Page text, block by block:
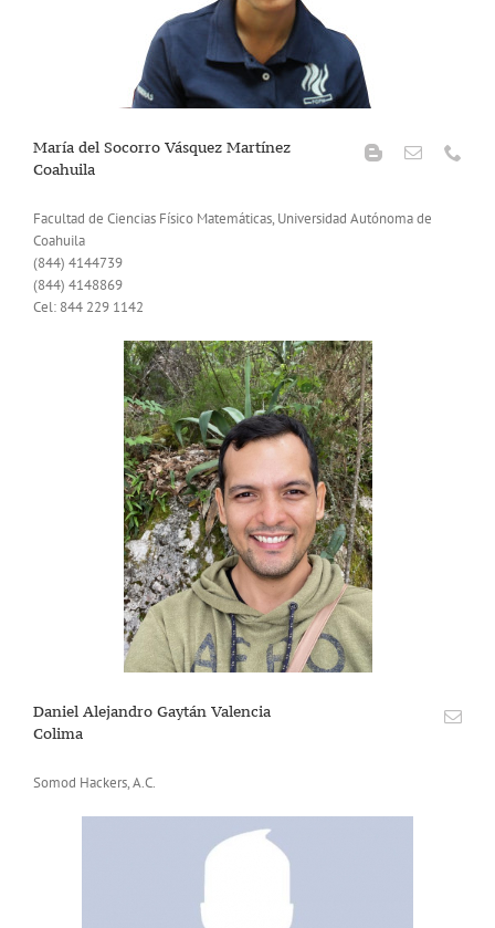
María del Socorro Vásquez Martínez
Coahuila
Facultad de Ciencias Físico Matemáticas, Universidad Autónoma de
Coahuila
(844) 4144739
(844) 4148869
Cel: 844 229 1142
Daniel Alejandro Gaytán Valencia
Colima
Somod Hackers, A.C.